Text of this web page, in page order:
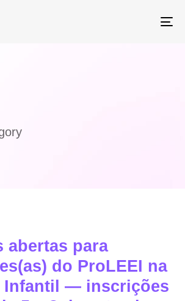
abertas para
do ProLEEI na
Infantil — inscrições